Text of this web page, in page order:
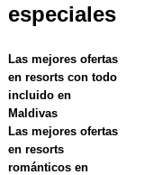
especiales
Las mejores ofertas
en resorts con todo
incluido en
Maldivas
Las mejores ofertas
en resorts
románticos en